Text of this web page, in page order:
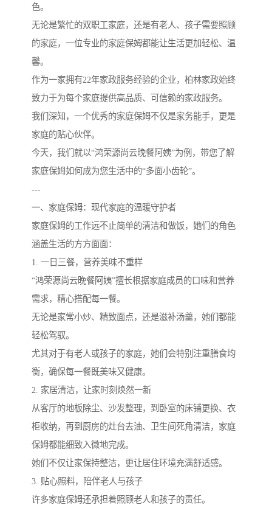
色。
无论是繁忙的双职工家庭，还是有老人、孩子需要照顾
的家庭，一位专业的家庭保姆都能让生活更加轻松、温
馨。
作为一家拥有22年家政服务经验的企业，柏林家政始终
致力于为每个家庭提供高品质、可信赖的家政服务。
我们深知，一个优秀的家庭保姆不仅是家务能手，更是
家庭的贴心伙伴。
今天，我们就以“鸿荣源尚云晚餐阿姨”为例，带您了解
家庭保姆如何成为您生活中的“多面小齿轮”。
---
一、家庭保姆：现代家庭的温暖守护者
家庭保姆的工作远不止简单的清洁和做饭，她们的角色
涵盖生活的方方面面：
1. 一日三餐，营养美味不重样
“鸿荣源尚云晚餐阿姨”擅长根据家庭成员的口味和营养
需求，精心搭配每一餐。
无论是家常小炒、精致面点，还是滋补汤羹，她们都能
轻松驾驭。
尤其对于有老人或孩子的家庭，她们会特别注重膳食均
衡，确保每一餐既美味又健康。
2. 家居清洁，让家时刻焕然一新
从客厅的地板除尘、沙发整理，到卧室的床铺更换、衣
柜收纳，再到厨房的灶台去油、卫生间死角清洁，家庭
保姆都能细致入微地完成。
她们不仅让家保持整洁，更让居住环境充满舒适感。
3. 贴心照料，陪伴老人与孩子
许多家庭保姆还承担着照顾老人和孩子的责任。